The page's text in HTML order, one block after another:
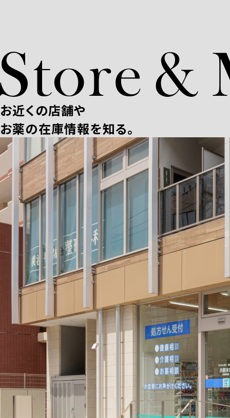
お近くの店舗や
お薬の在庫情報を知る。